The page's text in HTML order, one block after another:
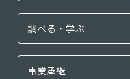
調べる・学ぶ
事業承継